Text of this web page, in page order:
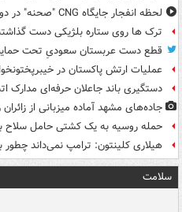
لحظه انفجار جایگاه CNG "صحنه" در دوربین مداربسته
ترک ها روی ستاره بلژیکی دست
قطع دست عربستان سعودیِ تحت
عملیات ارتش پاکستان در خیبرپختونخوا؛ ۸ نفر کشته
دستگیری باند جاعلان حرفه‌ای مدارک
جاده‌های مشهد آماده میزبانی از
حمله روسیه به یک کشتی حامل سلاح
هیلاری کلینتون: ترامپ نمی‌داند چطور
سلامت